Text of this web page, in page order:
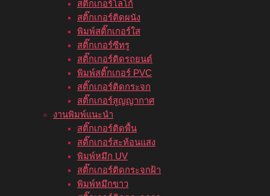
สติ๊กเกอร์โลโก้
สติ๊กเกอร์ติดผนัง
พิมพ์สติ๊กเกอร์ใส
สติ๊กเกอร์ซีทรู
สติ๊กเกอร์ติดรถยนต์
พิมพ์สติ๊กเกอร์ PVC
สติ๊กเกอร์ติดกระจก
สติ๊กเกอร์สูญญากาศ
งานพิมพ์แนะนำ
สติ๊กเกอร์ติดพื้น
สติ๊กเกอร์สะท้อนแสง
พิมพ์หมึก UV
สติ๊กเกอร์ติดกระจกฝ้า
พิมพ์หมึกขาว